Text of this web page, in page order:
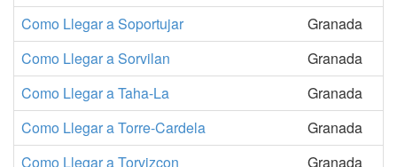
Como Llegar a Soportujar
Granada
Como Llegar a Sorvilan
Granada
Como Llegar a Taha-La
Granada
Como Llegar a Torre-Cardela
Granada
Como Llegar a Torvizcon
Granada